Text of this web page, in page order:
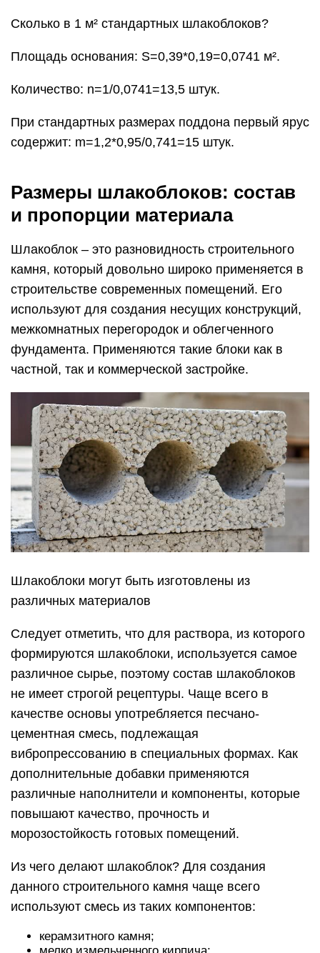
Сколько в 1 м² стандартных шлакоблоков?
Площадь основания: S=0,39*0,19=0,0741 м².
Количество: n=1/0,0741=13,5 штук.
При стандартных размерах поддона первый ярус
содержит: m=1,2*0,95/0,741=15 штук.
Размеры шлакоблоков: состав
и пропорции материала
Шлакоблок – это разновидность строительного
камня, который довольно широко применяется в
строительстве современных помещений. Его
используют для создания несущих конструкций,
межкомнатных перегородок и облегченного
фундамента. Применяются такие блоки как в
частной, так и коммерческой застройке.
Шлакоблоки могут быть изготовлены из
различных материалов
Следует отметить, что для раствора, из которого
формируются шлакоблоки, используется самое
различное сырье, поэтому состав шлакоблоков
не имеет строгой рецептуры. Чаще всего в
качестве основы употребляется песчано-
цементная смесь, подлежащая
вибропрессованию в специальных формах. Как
дополнительные добавки применяются
различные наполнители и компоненты, которые
повышают качество, прочность и
морозостойкость готовых помещений.
Из чего делают шлакоблок? Для создания
данного строительного камня чаще всего
используют смесь из таких компонентов:
керамзитного камня;